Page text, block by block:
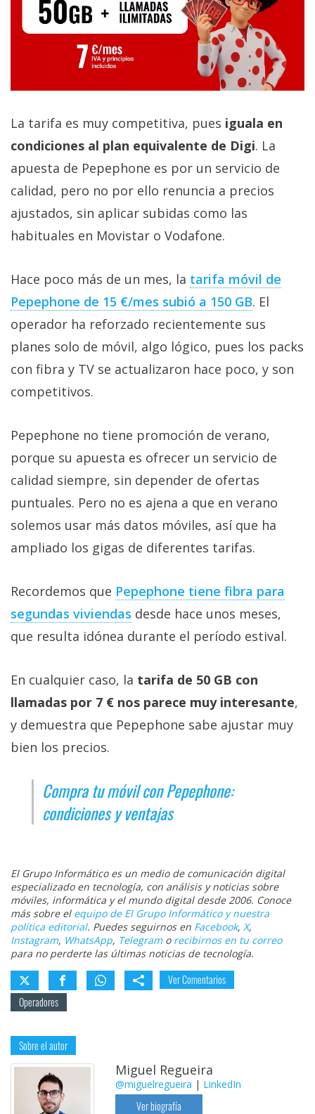
La tarifa es muy competitiva, pues iguala en
condiciones al plan equivalente de Digi. La
apuesta de Pepephone es por un servicio de
calidad, pero no por ello renuncia a precios
ajustados, sin aplicar subidas como las
habituales en Movistar o Vodafone.
Hace poco más de un mes, la tarifa móvil de
Pepephone de 15 €/mes subió a 150 GB‎. El
operador ha reforzado recientemente sus
planes solo de móvil, algo lógico, pues los packs
con fibra y TV se actualizaron hace poco, y son
competitivos.
Pepephone no tiene promoción de verano,
porque su apuesta es ofrecer un servicio de
calidad siempre, sin depender de ofertas
puntuales. Pero no es ajena a que en verano
solemos usar más datos móviles, así que ha
ampliado los gigas de diferentes tarifas.
Recordemos que Pepephone tiene fibra para
segundas viviendas‎ desde hace unos meses,
que resulta idónea durante el período estival.
En cualquier caso, la tarifa de 50 GB con
llamadas por 7 € nos parece muy interesante,
y demuestra que Pepephone sabe ajustar muy
bien los precios.
Compra tu móvil con Pepephone:
condiciones y ventajas
El Grupo Informático es un medio de comunicación digital
especializado en tecnología, con análisis y noticias sobre
móviles, informática y el mundo digital desde 2006. Conoce
más sobre el equipo de El Grupo Informático y nuestra
política editorial. Puedes seguirnos en Facebook, X,
Instagram, WhatsApp, Telegramo recibirnos en tu correo
para no perderte las últimas noticias de tecnología.
Ver Comentarios
Operadores
Sobre el autor
Miguel Regueira
@miguelregueira | LinkedIn
Ver biografía